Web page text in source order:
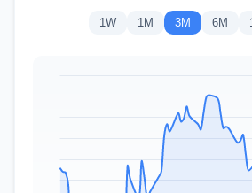
1W 1M 3M 6M